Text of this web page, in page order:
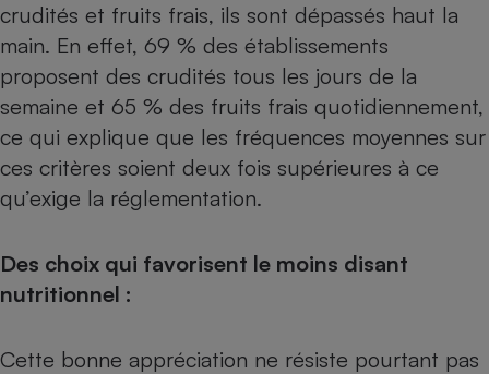
crudités et fruits frais, ils sont dépassés haut la
main. En effet, 69 % des établissements
proposent des crudités tous les jours de la
semaine et 65 % des fruits frais quotidiennement,
ce qui explique que les fréquences moyennes sur
ces critères soient deux fois supérieures à ce
qu’exige la réglementation.
Des choix qui favorisent le moins disant
nutritionnel :
Cette bonne appréciation ne résiste pourtant pas
Robot ménager